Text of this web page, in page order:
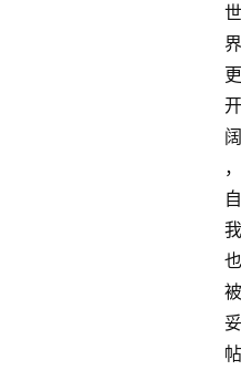
世
界
更
开
阔
，
自
我
也
被
妥
帖